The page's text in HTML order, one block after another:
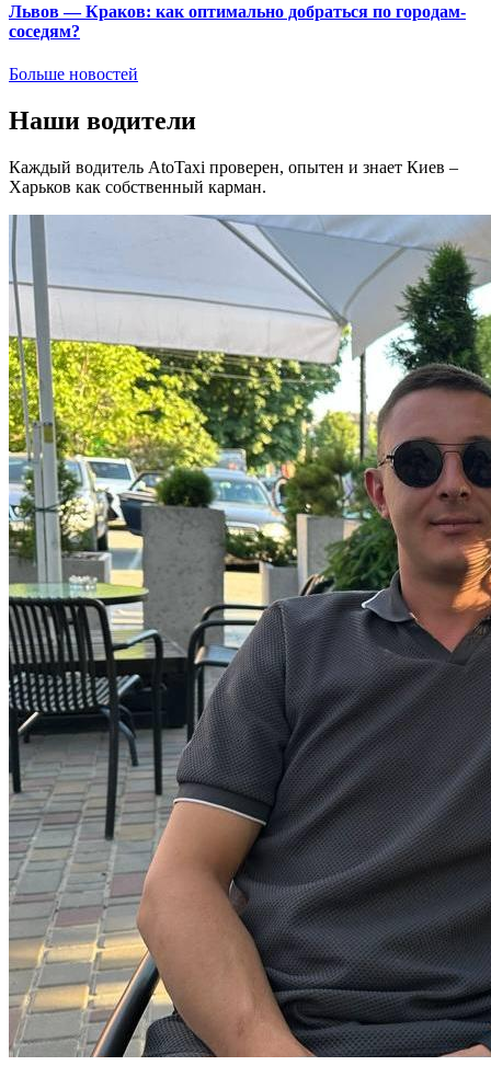
Львов — Краков: как оптимально добраться по городам-
соседям?
Больше новостей
Наши водители
Каждый водитель AtoTaxi проверен, опытен и знает Киев –
Харьков как собственный карман.